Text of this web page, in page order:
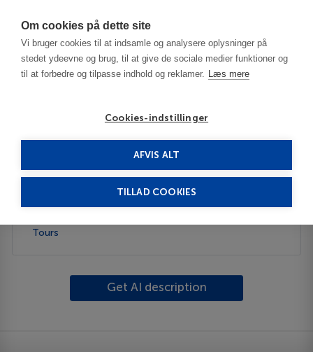
Om cookies på dette site
Vi bruger cookies til at indsamle og analysere oplysninger på
stedet ydeevne og brug, til at give de sociale medier funktioner og
til at forbedre og tilpasse indhold og reklamer. Læs mere
Cookies-indstillinger
AFVIS ALT
TILLAD COOKIES
Description
Tours
Get AI description